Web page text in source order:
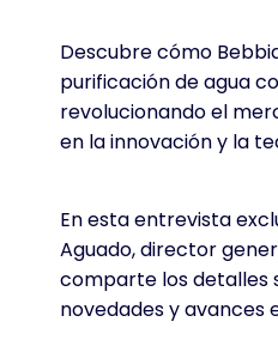
Descubre cómo
purificación de agua
revolucionando el
en la innovación y la
En esta entrevista
Aguado, director
comparte los detalles
novedades y avances